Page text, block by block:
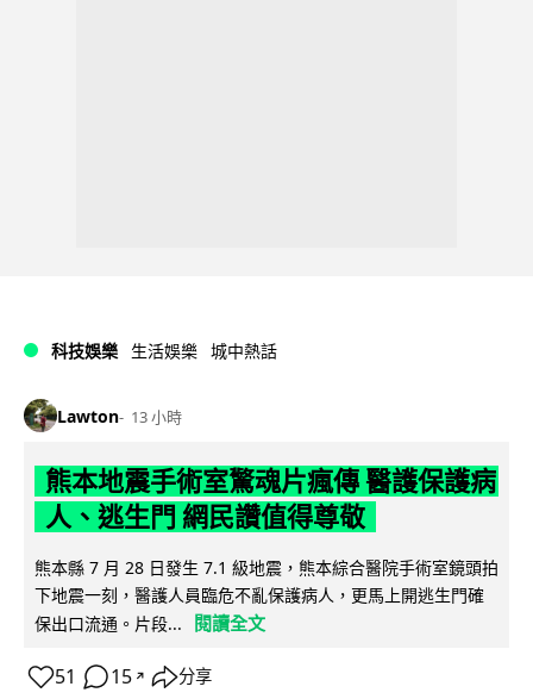
科技娛樂 生活娛樂 城中熱話
Lawton 13 小時
熊本地震手術室驚魂片瘋傳 醫護保護病
人、逃生門 網民讚值得尊敬
熊本縣 7 月 28 日發生 7.1 級地震，熊本綜合醫院手術室鏡頭拍
下地震一刻，醫護人員臨危不亂保護病人，更馬上開逃生門確
保出口流通。片段...
閱讀全文
51 15 ↗ 分享